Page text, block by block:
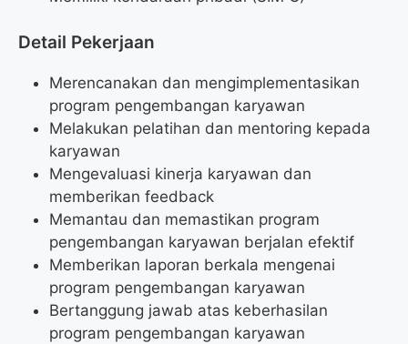
Detail Pekerjaan
Merencanakan dan mengimplementasikan
program pengembangan karyawan
Melakukan pelatihan dan mentoring kepada
karyawan
Mengevaluasi kinerja karyawan dan
memberikan feedback
Memantau dan memastikan program
pengembangan karyawan berjalan efektif
Memberikan laporan berkala mengenai
program pengembangan karyawan
Bertanggung jawab atas keberhasilan
program pengembangan karyawan